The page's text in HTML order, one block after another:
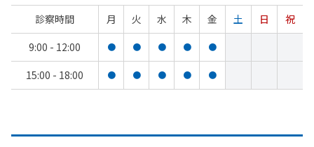
診察時間 月 火 水 木 金 土 日
祝
9:00 - 12:00
● ● ● ● ●
15:00 - 18:00 ● ● ● ● ●